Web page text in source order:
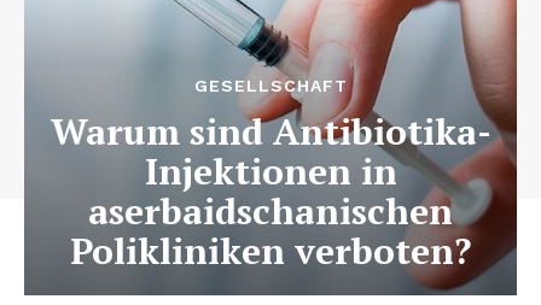
GESELLSCHAFT
Warum sind Antibiotika-
Injektionen in
aserbaidschanischen
Polikliniken verboten?